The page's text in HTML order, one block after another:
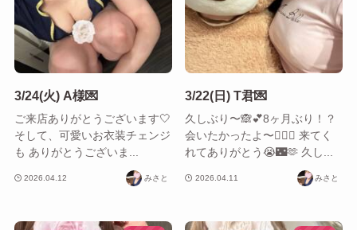
3/24(火) A様💌
ご来店ありがとうございます🤍
そして、可愛いお衣装チェンジ
も ありがとうございま...
2026.04.12 みさと
3/22(日) T君💌
久しぶり〜🙈︎💕︎8ヶ月ぶり！？
会いたかったよ〜😮‍💨🤍 来てく
れてありがとう😭🌃🫶 久し...
2026.04.11 みさと